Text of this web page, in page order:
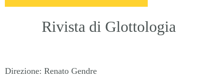
Rivista di Glottologia
Direzione: Renato Gendre